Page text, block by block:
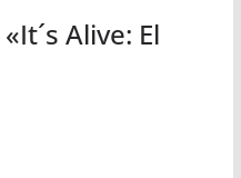
It´s Alive: El